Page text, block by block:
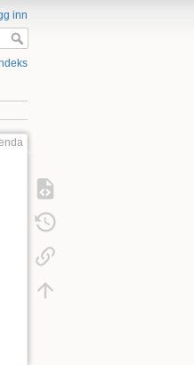
inn